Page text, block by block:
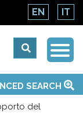
EN IT
SEARCH
del